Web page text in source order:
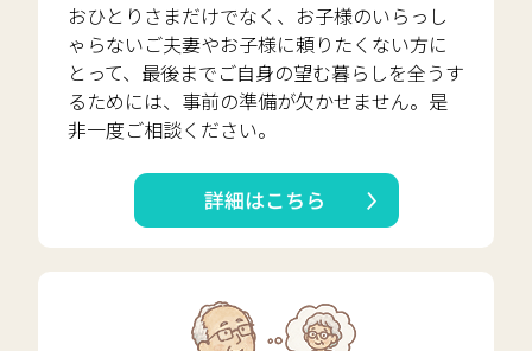
おひとりさまだけでなく、お子様のいらっし
ゃらないご夫妻やお子様に頼りたくない方に
とって、最後までご自身の望む暮らしを全うす
るためには、事前の準備が欠かせません。是
非一度ご相談ください。